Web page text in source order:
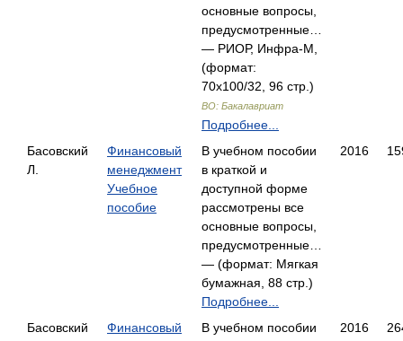
основные вопросы,
предусмотренные…
— РИОР, Инфра-М,
(формат:
70x100/32, 96 стр.)
ВО: Бакалавриат
Подробнее...
Басовский
Л.
Финансовый
менеджмент
Учебное
пособие
В учебном пособии
в краткой и
доступной форме
рассмотрены все
основные вопросы,
предусмотренные…
— (формат: Мягкая
бумажная, 88 стр.)
Подробнее...
2016
Басовский
Финансовый
В учебном пособии
2016